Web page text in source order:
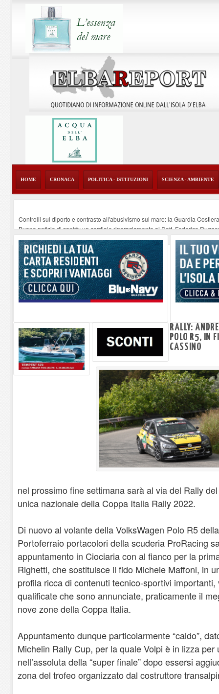
HOME CRONACA POLITICA - ISTITUZIONI SCIENZA - AMBIENTE
Controlli sul diporto e contrasto all'abusivismo sul mare: la Guardia
Buone notizie di sanità: un cordiale ringraziamento al Dott. Federico
Altiero Spinelli e Ursula Hirschmann all'Elba: riaffiora una testimonianza
Capoliveri, potenziata la pulizia dei bordi stradali -07-08-2026
Marina di Campo tra i porti interessati dal nuovo piano dell'Autorità
RALLY:
POLO R5, IN
CASSINO
nel prossimo fine settimana sarà al via del Rally
unica nazionale della Coppa Italia Rally 2022.
Di nuovo al volante della VolksWagen Polo R5
Portoferraio portacolori della scuderia ProRacing
appuntamento in Ciociaria con al fianco per la
Righetti, che sostituisce il fido Michele Maffoni, in
profila ricca di contenuti tecnico-sportivi
qualificate che sono annunciate, praticamente il
nove zone della Coppa Italia.
Appuntamento dunque particolarmente “caldo”,
Michelin Rally Cup, per la quale Volpi è in lizza
nell’assoluta della “super finale” dopo essersi
zona del trofeo organizzato dal costruttore